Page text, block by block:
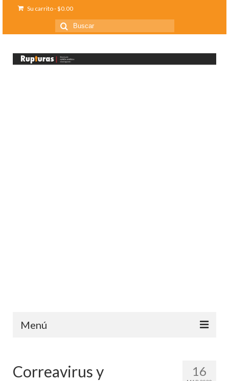
Su carrito-$0.00
Buscar
por:
Menú
Ediciones anteriores 16
Correavirus y